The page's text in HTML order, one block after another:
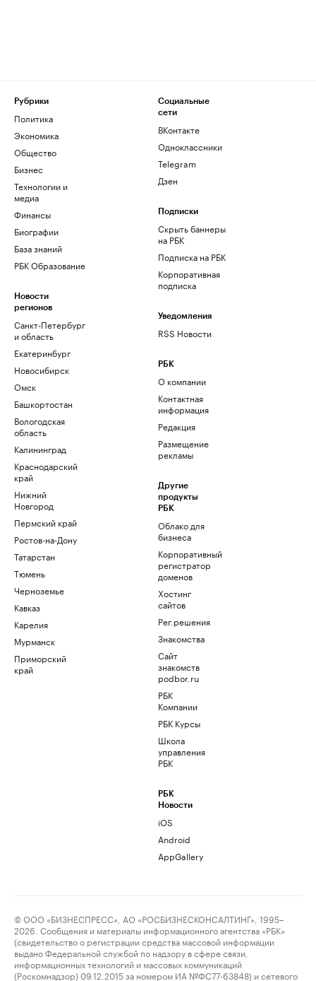
Рубрики
Политика
Экономика
Общество
Бизнес
Технологии и
медиа
Финансы
Биографии
База знаний
РБК Образование
Новости
регионов
Санкт-Петербург
и область
Екатеринбург
Новосибирск
Омск
Башкортостан
Вологодская
область
Калининград
Краснодарский
край
Нижний
Новгород
Пермский край
Ростов-на-Дону
Татарстан
Тюмень
Черноземье
Кавказ
Карелия
Мурманск
Приморский
край
Социальные
сети
ВКонтакте
Одноклассники
Telegram
Дзен
Подписки
Скрыть баннеры
на РБК
Подписка на РБК
Корпоративная
подписка
Уведомления
RSS Новости
РБК
О компании
Контактная
информация
Редакция
Размещение
рекламы
Другие
продукты
РБК
Облако для
бизнеса
Корпоративный
регистратор
доменов
Хостинг
сайтов
Рег.решения
Знакомства
Сайт
знакомств
podbor.ru
РБК
Компании
РБК Курсы
Школа
управления
РБК
РБК
Новости
iOS
Android
AppGallery
© ООО «БИЗНЕСПРЕСС», АО «РОСБИЗНЕСКОНСАЛТИНГ», 1995–
2026. Сообщения и материалы информационного агентства «РБК»
(свидетельство о регистрации средства массовой информации
выдано Федеральной службой по надзору в сфере связи,
информационных технологий и массовых коммуникаций
(Роскомнадзор) 09.12.2015 за номером ИА №ФС77-63848) и сетевого